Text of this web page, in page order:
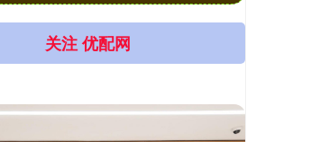
关注 优配网